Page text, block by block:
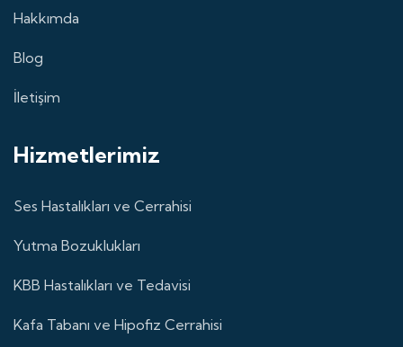
Hakkımda
Blog
İletişim
Hizmetlerimiz
Ses Hastalıkları ve Cerrahisi
Yutma Bozuklukları
KBB Hastalıkları ve Tedavisi
Kafa Tabanı ve Hipofiz Cerrahisi